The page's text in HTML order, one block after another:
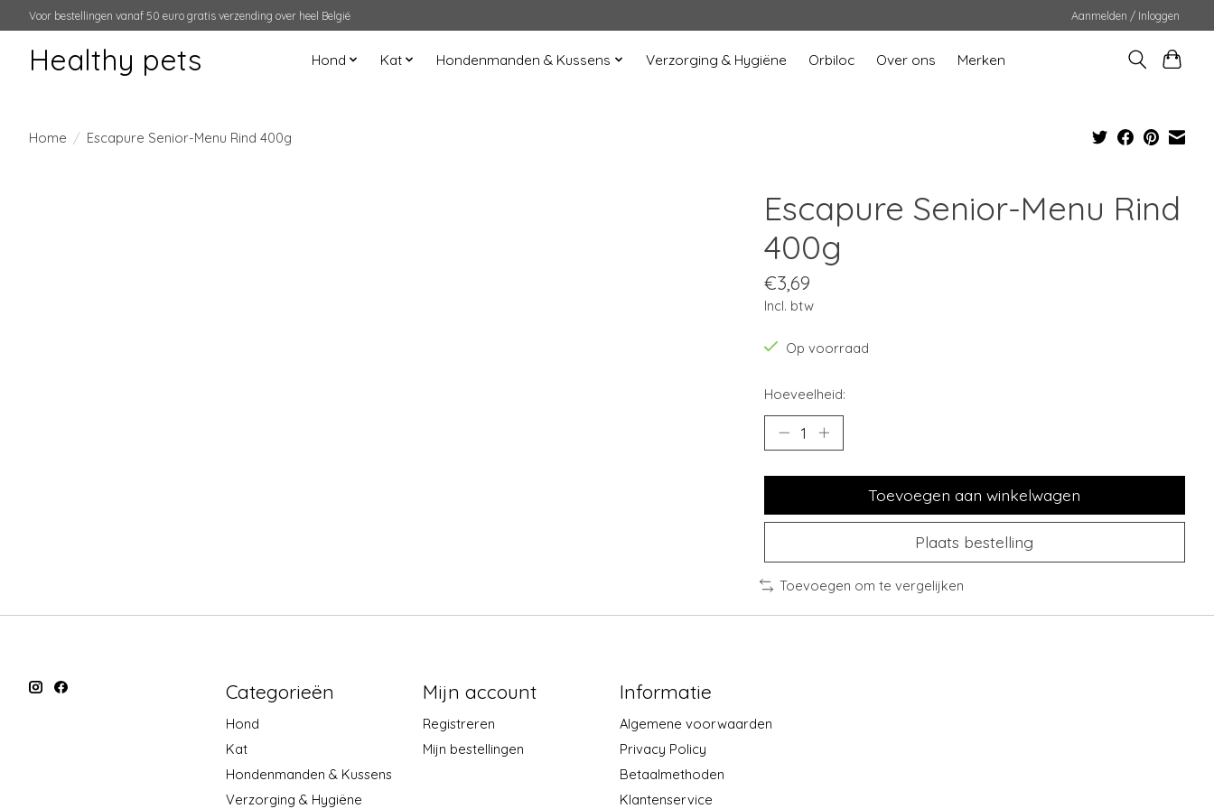
Voor bestellingen vanaf 50 euro gratis verzending over heel België Aanmelden / Inloggen
Healthy pets Hond Kat Hondenmanden & Kussens Verzorging & Hygiëne Orbiloc Over ons Merken
Home / Escapure Senior-Menu Rind 400g
Escapure Senior-Menu Rind
400g
€3,69
Incl. btw
Op voorraad
Hoeveelheid:
Toevoegen aan winkelwagen
Plaats bestelling
Toevoegen om te vergelijken
Categorieën
Hond
Kat
Hondenmanden & Kussens
Verzorging & Hygiëne
Mijn account
Registreren
Mijn bestellingen
Informatie
Algemene voorwaarden
Privacy Policy
Betaalmethoden
Klantenservice